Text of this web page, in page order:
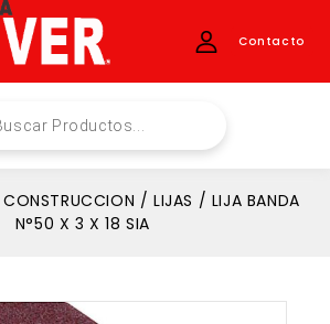
Contacto
CONSTRUCCION / LIJAS / LIJA BANDA
N°50 X 3 X 18 SIA